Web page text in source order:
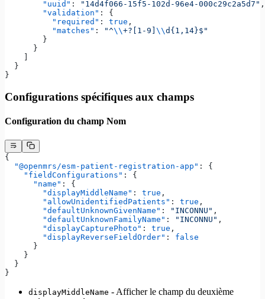
        "uuid"
: "14d4f066-15f5-102d-96e4-000c29c2a5d7" ,
        "validation"
: {
          "required"
: true ,
          "matches"
: "^\\+?[1-9] \\d{1,14}$"
        }
      }
  }
}
Configurations spécifiques aux champs
Configuration du champ Nom
{
  "@openmrs/esm-patient-registration-app"
: {
    "fieldConfigurations"
: {
      "name"
: {
        "displayMiddleName"
: true ,
        "allowUnidentifiedPatients"
: true ,
        "defaultUnknownGivenName"
: "INCONNU" ,
        "defaultUnknownFamilyName"
: "INCONNU" ,
        "displayCapturePhoto"
: true ,
        "displayReverseFieldOrder"
: false
      }
    }
  }
}
displayMiddleName - Afficher le champ du deuxième